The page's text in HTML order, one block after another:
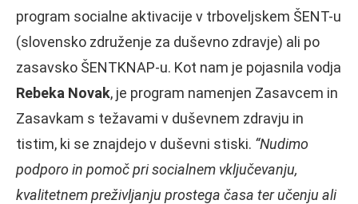
program socialne aktivacije v trboveljskem ŠENT-u
(slovensko združenje za duševno zdravje) ali po
zasavsko ŠENTKNAP-u. Kot nam je pojasnila vodja
Rebeka Novak, je program namenjen Zasavcem in
Zasavkam s težavami v duševnem zdravju in
tistim, ki se znajdejo v duševni stiski. “Nudimo
podporo in pomoč pri socialnem vključevanju,
kvalitetnem preživljanju prostega časa ter učenju ali